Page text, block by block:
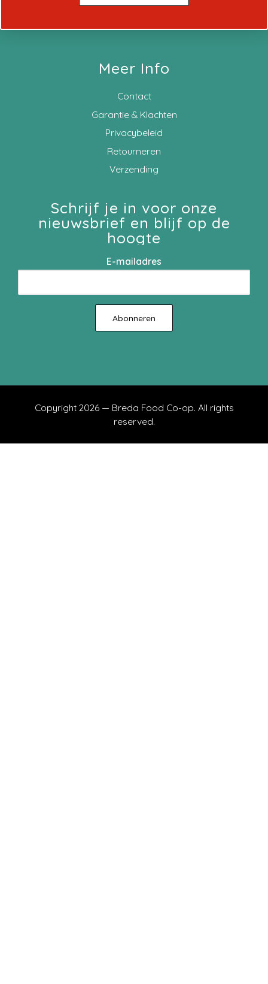
Meer Info
Contact
Garantie & Klachten
Privacybeleid
Retourneren
Verzending
Schrijf je in voor onze
nieuwsbrief en blijf op de
hoogte
E-mailadres
Copyright 2026 — Breda Food Co-op. All rights
reserved.